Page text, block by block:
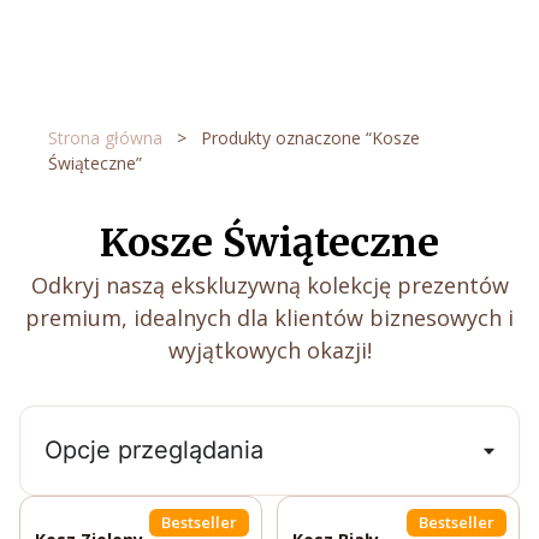
Strona główna >
Produkty oznaczone “Kosze
Świąteczne”
Kosze Świąteczne
Odkryj naszą ekskluzywną kolekcję prezentów
premium, idealnych dla klientów biznesowych i
wyjątkowych okazji!
Opcje przeglądania
Bestseller Bestseller